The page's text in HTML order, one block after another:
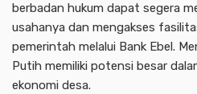
berbadan hukum dapat segera
usahanya dan mengakses
pemerintah melalui Bank Ebel.
Putih memiliki potensi besar
ekonomi desa.